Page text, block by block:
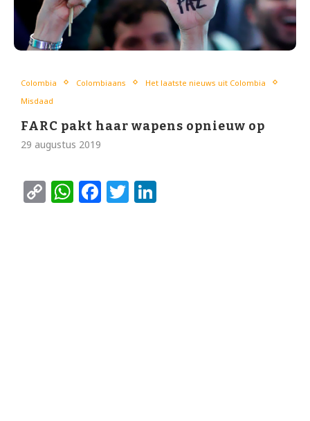
Colombia Colombiaans
Het laatste nieuws uit Colombia
Misdaad
FARC pakt haar wapens opnieuw op
29 augustus 2019
CopyWhatsApp
Facebook
Twitter